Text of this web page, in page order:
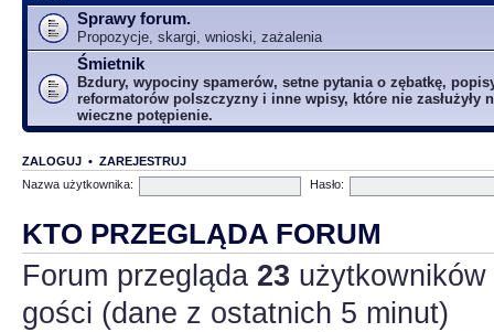
Sprawy forum.
Propozycje, skargi, wnioski, zażalenia
Śmietnik
Bzdury, wypociny spamerów, setne pytania o zębatkę,
reformatorów polszczyzny i inne wpisy, które nie zasłużyły
wieczne potępienie.
ZALOGUJ • ZAREJESTRUJ
Nazwa użytkownika:
Hasło:
KTO PRZEGLĄDA FORUM
Forum przegląda 23
gości (dane z ostatnich 5 minut)